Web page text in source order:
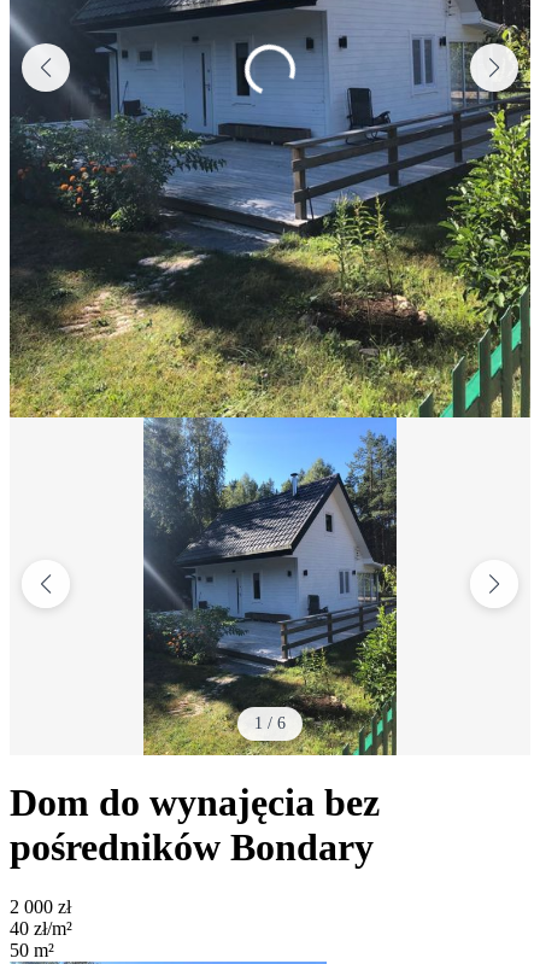
1 / 6
Dom do wynajęcia bez
pośredników Bondary
2 000 zł
40 zł/m²
50 m²